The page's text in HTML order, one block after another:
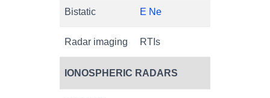
Bistatic E Ne
Radar imaging RTIs
IONOSPHERIC RADARS